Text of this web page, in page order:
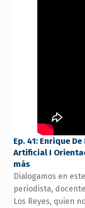
Ep. 41: Enrique
Artificial I
más
Dialogamos en
periodista,
Los Reyes, quien